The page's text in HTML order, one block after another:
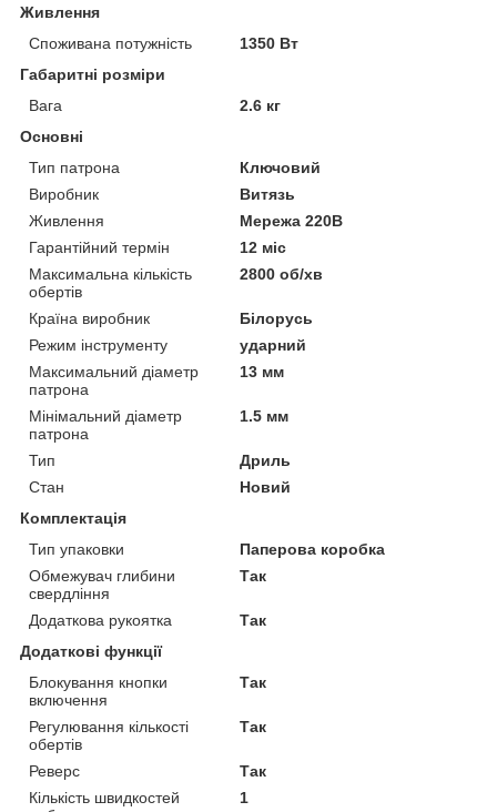
Живлення
Споживана потужність
1350 Вт
Габаритні розміри
Вага
2.6 кг
Основні
Тип патрона
Ключовий
Виробник
Витязь
Живлення
Мережа 220В
Гарантійний термін
12 міс
Максимальна кількість
обертів
2800 об/хв
Країна виробник
Білорусь
Режим інструменту
ударний
Максимальний діаметр
патрона
13 мм
Мінімальний діаметр
патрона
1.5 мм
Тип
Дриль
Стан
Новий
Комплектація
Тип упаковки
Паперова коробка
Обмежувач глибини
свердління
Так
Додаткова рукоятка
Так
Додаткові функції
Блокування кнопки
включення
Так
Регулювання кількості
обертів
Так
Реверс
Так
Кількість швидкостей
1